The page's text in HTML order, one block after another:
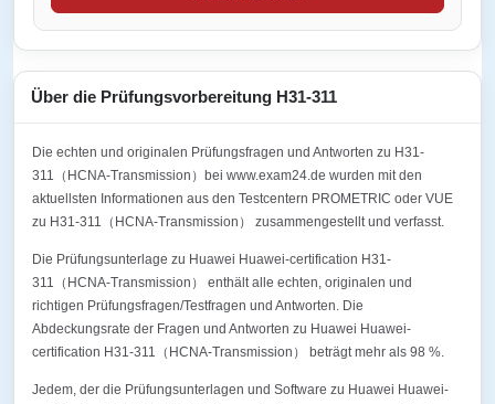
Über die Prüfungsvorbereitung H31-311
Die echten und originalen Prüfungsfragen und Antworten zu H31-
311（HCNA-Transmission）bei www.exam24.de wurden mit den
aktuellsten Informationen aus den Testcentern PROMETRIC oder VUE
zu H31-311（HCNA-Transmission） zusammengestellt und verfasst.
Die Prüfungsunterlage zu Huawei Huawei-certification H31-
311（HCNA-Transmission） enthält alle echten, originalen und
richtigen Prüfungsfragen/Testfragen und Antworten. Die
Abdeckungsrate der Fragen und Antworten zu Huawei Huawei-
certification H31-311（HCNA-Transmission） beträgt mehr als 98 %.
Jedem, der die Prüfungsunterlagen und Software zu Huawei Huawei-